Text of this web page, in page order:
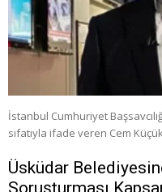
İstanbul Cumhuriyet
sıfatıyla ifade veren Cem
Üsküdar
Soruşturması